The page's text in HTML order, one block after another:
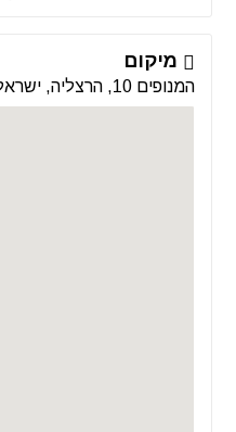
מיקום
המנופים 10, הרצליה, ישראל